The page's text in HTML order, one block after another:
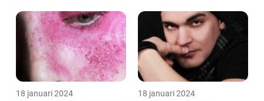
18 januari 2024 18 januari 2024